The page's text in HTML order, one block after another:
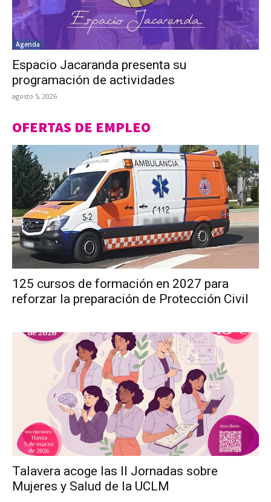
Agenda
Espacio Jacaranda presenta su
programación de actividades
agosto 5, 2026
OFERTAS DE EMPLEO
125 cursos de formación en 2027 para
reforzar la preparación de Protección Civil
Talavera acoge las II Jornadas sobre
Mujeres y Salud de la UCLM